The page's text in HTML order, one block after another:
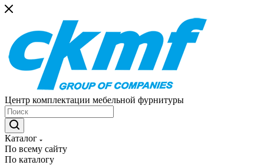
Центр комплектации мебельной фурнитуры
Каталог
По всему сайту
По каталогу